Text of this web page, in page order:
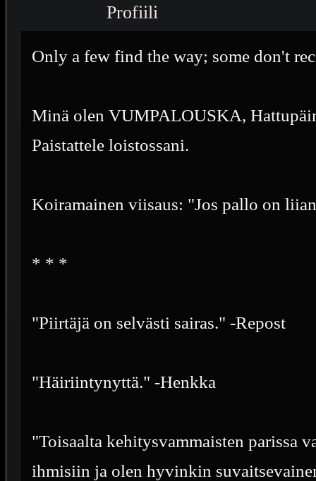
Saavutuksia
Profiili
Only a few find the way; some don't
Minä olen VUMPALOUSKA,
Paistattele loistossani.
Koiramainen viisaus: "Jos pallo on
* * *
"Piirtäjä on selvästi sairas." -Repost
"Häiriintynyttä." -Henkka
"Toisaalta kehitysvammaisten parissa
ihmisiin ja olen hyvinkin